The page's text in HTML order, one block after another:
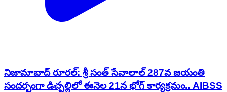
నిజామాబాద్ రూరల్: శ్రీ సంత్ సేవాలాల్ 287వ జయంతి
సందర్భంగా డిచ్పల్లిలో ఈనెల 21న భోగ్ కార్యక్రమం.. AIBSS